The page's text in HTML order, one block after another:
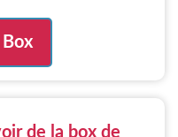
de la box de